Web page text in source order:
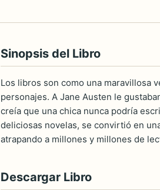
Sinopsis del Libro
Los libros son como una maravillosa
personajes. A Jane Austen le
creía que una chica nunca podría
deliciosas novelas, se convirtió en
atrapando a millones y millones de
Descargar Libro